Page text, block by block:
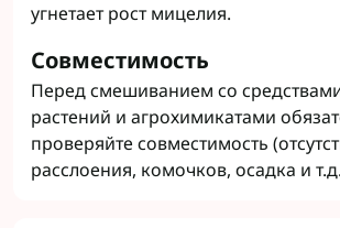
угнетает рост мицелия.
Совместимость
Перед смешиванием со
растений и агрохимикатами
проверяйте совместимость
расслоения, комочков, осадка и